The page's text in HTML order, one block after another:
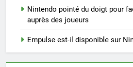
Nintendo pointé du doigt pour
auprès des joueurs
Empulse est-il disponible sur